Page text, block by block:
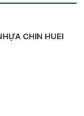
CHIN HUEI